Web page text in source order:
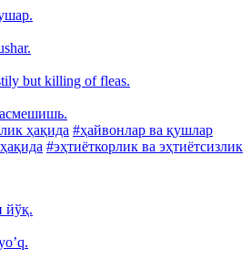
but killing of fleas.
ҳақида #ҳайвонлар ва қушлар
#эҳтиёткорлик ва эҳтиётсизлик
йўқ.